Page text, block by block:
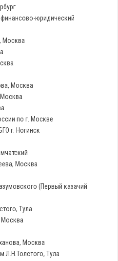
юридический
Москва
Москва
по г. Москве
г. Ногинск
Москва
(Первый казачий
Тула
Москва
Москва
Тула